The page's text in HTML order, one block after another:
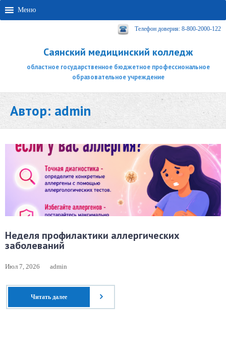
Меню
Телефон доверия: 8-800-2000-122
Саянский медицинский колледж
областное государственное бюджетное профессиональное
образовательное учреждение
Автор: admin
Неделя профилактики аллергических
заболеваний
Июл 7, 2026 admin
Читать далее